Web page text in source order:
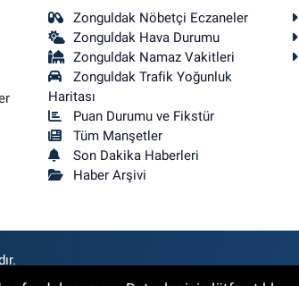
Zonguldak Nöbetçi Eczaneler
Zonguldak Hava Durumu
Zonguldak Namaz Vakitleri
Zonguldak Trafik Yoğunluk
Haritası
Puan Durumu ve Fikstür
Tüm Manşetler
Son Dakika Haberleri
Haber Arşivi